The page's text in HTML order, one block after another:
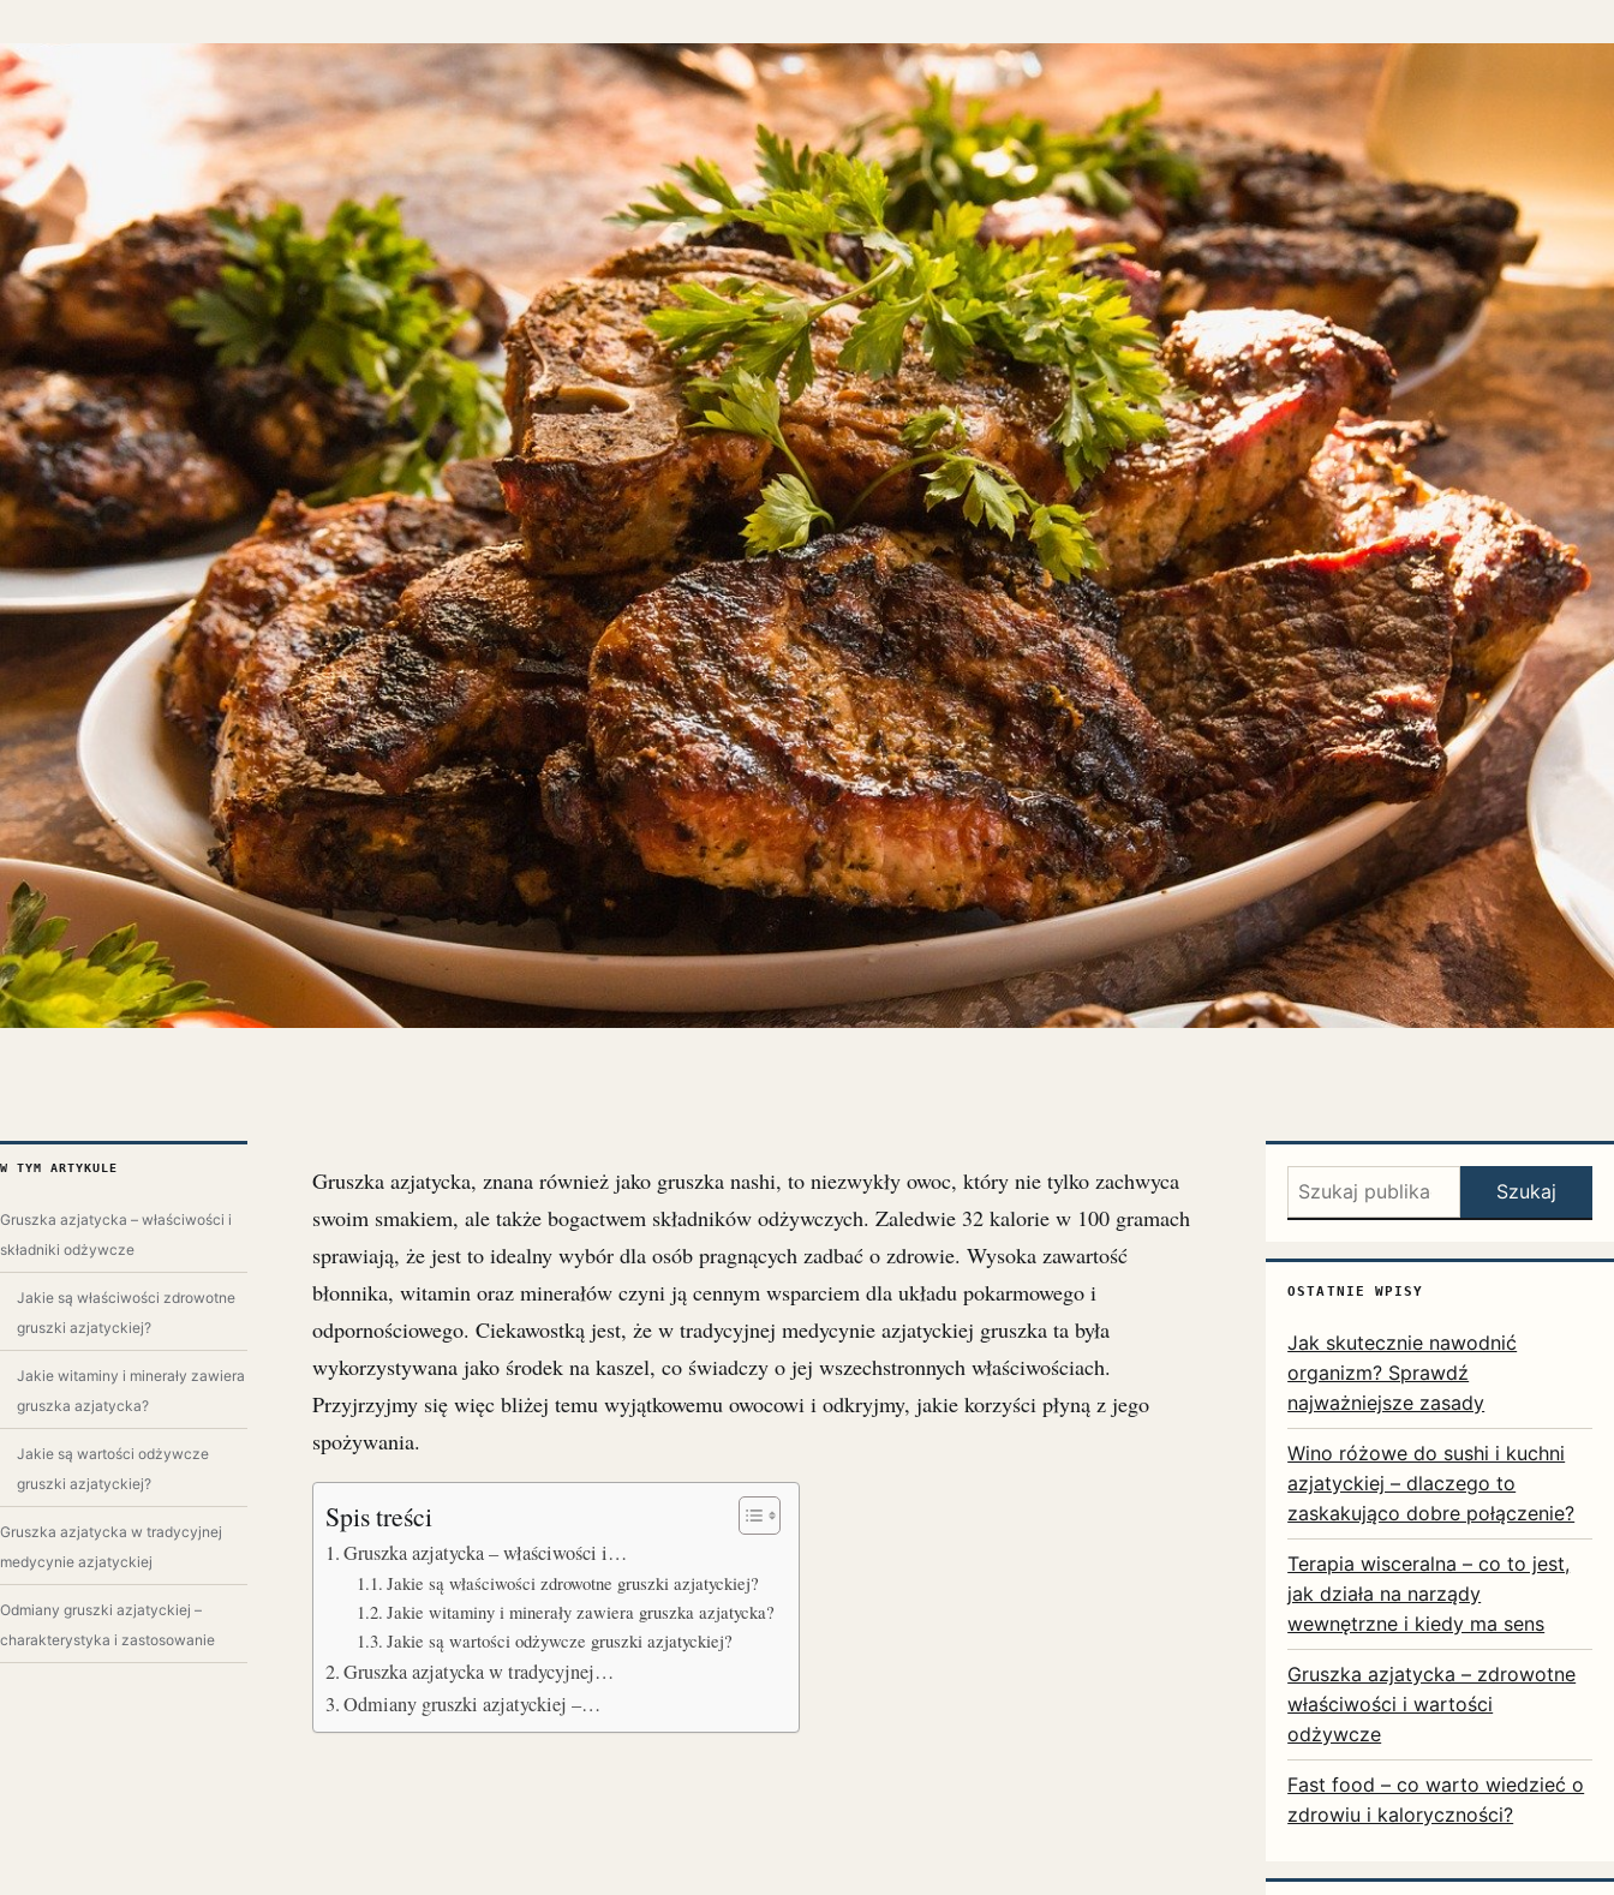
W TYM ARTYKULE
Gruszka azjatycka – właściwości i
składniki odżywcze
Jakie są właściwości zdrowotne
gruszki azjatyckiej?
Jakie witaminy i minerały zawiera
gruszka azjatycka?
Jakie są wartości odżywcze
gruszki azjatyckiej?
Gruszka azjatycka w tradycyjnej
medycynie azjatyckiej
Odmiany gruszki azjatyckiej –
charakterystyka i zastosowanie
Gruszka azjatycka, znana również jako gruszka nashi, to niezwykły owoc, który nie tylko zachwyca
swoim smakiem, ale także bogactwem składników odżywczych. Zaledwie 32 kalorie w 100 gramach
sprawiają, że jest to idealny wybór dla osób pragnących zadbać o zdrowie. Wysoka zawartość
błonnika, witamin oraz minerałów czyni ją cennym wsparciem dla układu pokarmowego i
odpornościowego. Ciekawostką jest, że w tradycyjnej medycynie azjatyckiej gruszka ta była
wykorzystywana jako środek na kaszel, co świadczy o jej wszechstronnych właściwościach.
Przyjrzyjmy się więc bliżej temu wyjątkowemu owocowi i odkryjmy, jakie korzyści płyną z jego
spożywania.
Spis treści
Gruszka azjatycka – właściwości i…
Jakie są właściwości zdrowotne gruszki azjatyckiej?
Jakie witaminy i minerały zawiera gruszka azjatycka?
Jakie są wartości odżywcze gruszki azjatyckiej?
Gruszka azjatycka w tradycyjnej…
Odmiany gruszki azjatyckiej –…
Szukaj: Szukaj
OSTATNIE WPISY
Jak skutecznie nawodnić
organizm? Sprawdź
najważniejsze zasady
Wino różowe do sushi i kuchni
azjatyckiej – dlaczego to
zaskakująco dobre połączenie?
Terapia wisceralna – co to jest,
jak działa na narządy
wewnętrzne i kiedy ma sens
Gruszka azjatycka – zdrowotne
właściwości i wartości
odżywcze
Fast food – co warto wiedzieć o
zdrowiu i kaloryczności?